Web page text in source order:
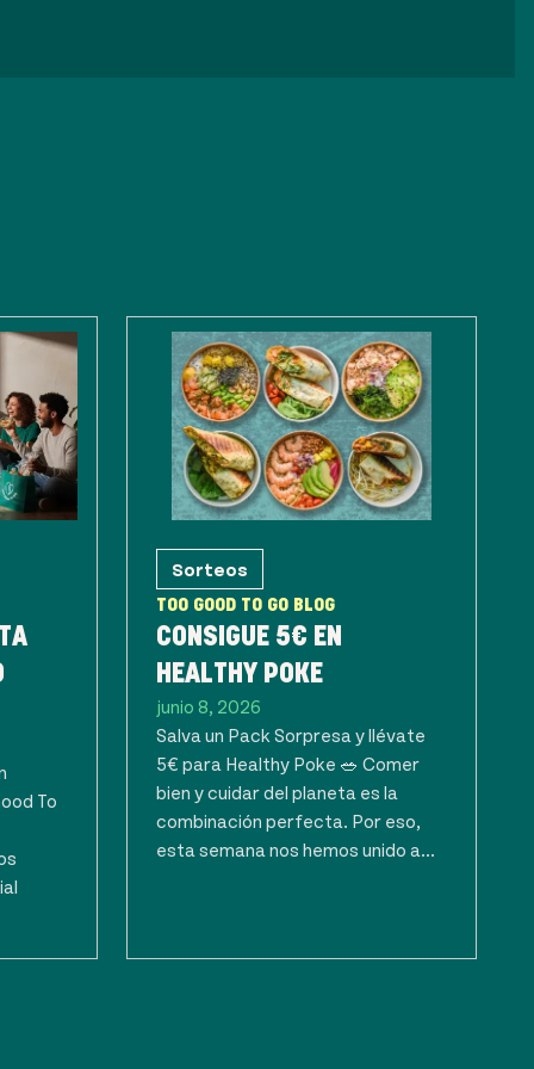
To
Sorteos
TOO GOOD TO GO BLOG
CONSIGUE 5€ EN
HEALTHY POKE
junio 8, 2026
Salva un Pack Sorpresa y llévate
5€ para Healthy Poke 🥗 Comer
bien y cuidar del planeta es la
combinación perfecta. Por eso,
esta semana nos hemos unido a...